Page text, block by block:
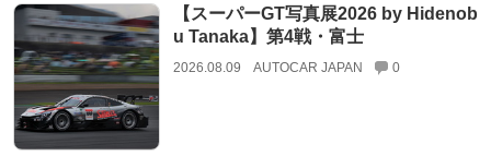
【スーパーGT写真展2026 by Hidenob
u Tanaka】第4戦・富士
2026.08.09 AUTOCAR JAPAN 0